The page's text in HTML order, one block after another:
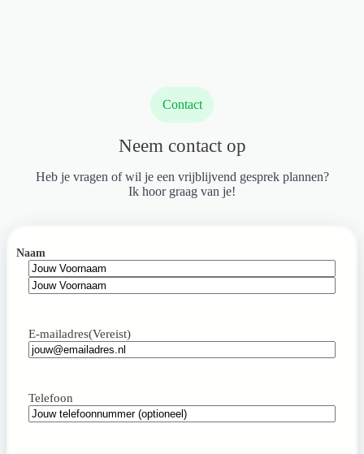
Contact
Neem contact op
Heb je vragen of wil je een vrijblijvend gesprek plannen?
Ik hoor graag van je!
Naam
Voornaam
E-mailadres(Vereist)
Telefoon